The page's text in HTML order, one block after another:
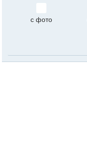
с фото